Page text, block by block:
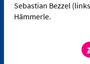
Sebastian Bezzel
Hämmerle.